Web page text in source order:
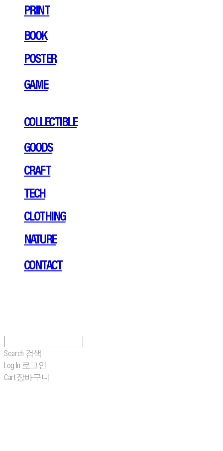
PRINT
BOOK
POSTER
GAME
COLLECTIBLE
GOODS
CRAFT
TECH
CLOTHING
NATURE
CONTACT
Search 검색
Log In 로그인
Cart장바구니